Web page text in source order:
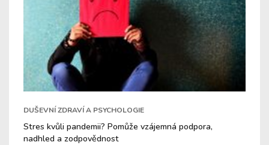
DUŠEVNÍ ZDRAVÍ A PSYCHOLOGIE
Stres kvůli pandemii? Pomůže vzájemná podpora,
nadhled a zodpovědnost